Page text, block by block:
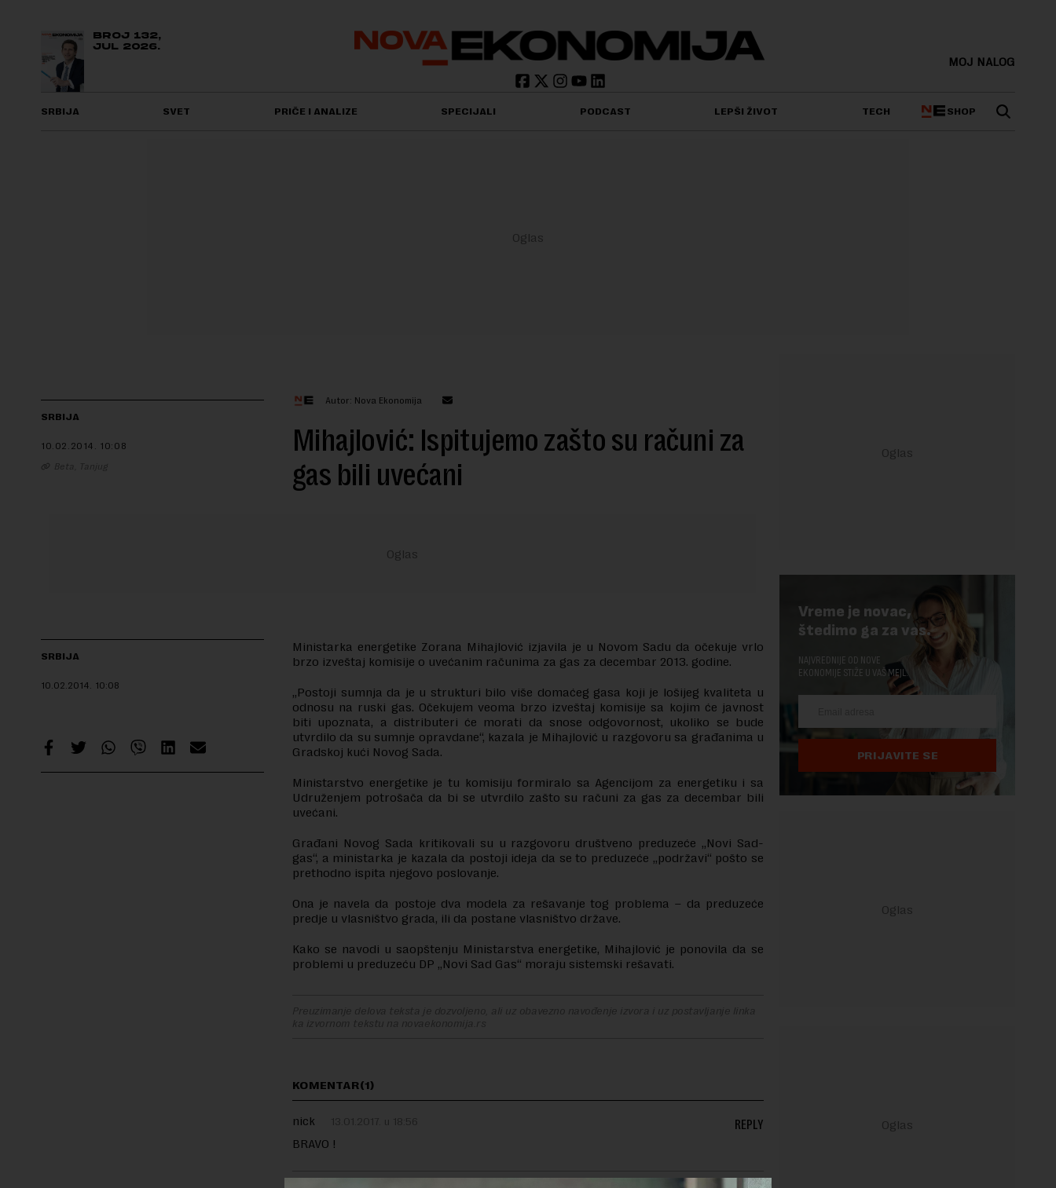
BROJ 132,
JUL 2026.
MOJ NALOG
SRBIJA SVET PRIČE I ANALIZE SPECIJALI PODCAST LEPŠI ŽIVOT TECH SHOP
SRBIJA
10.02.2014. 10:08
Beta, Tanjug
Autor: Nova Ekonomija
Mihajlović: Ispitujemo zašto su računi za
gas bili uvećani
SRBIJA
10.02.2014. 10:08
Ministarka energetike Zorana Mihajlović izjavila je u Novom Sadu da očekuje vrlo
brzo izveštaj komisije o uvećanim računima za gas za decembar 2013. godine.
„Postoji sumnja da je u strukturi bilo više domaćeg gasa koji je lošijeg kvaliteta u
odnosu na ruski gas. Očekujem veoma brzo izveštaj komisije sa kojim će javnost
biti upoznata, a distributeri će morati da snose odgovornost, ukoliko se bude
utvrdilo da su sumnje opravdane“, kazala je Mihajlović u razgovoru sa građanima u
Gradskoj kući Novog Sada.
Ministarstvo energetike je tu komisiju formiralo sa Agencijom za energetiku i sa
Udruženjem potrošača da bi se utvrdilo zašto su računi za gas za decembar bili
uvećani.
Građani Novog Sada kritikovali su u razgovoru društveno preduzeće „Novi Sad-
gas“, a ministarka je kazala da postoji ideja da se to preduzeće „podržavi“ pošto se
prethodno ispita njegovo poslovanje.
Ona je navela da postoje dva modela za rešavanje tog problema – da preduzeće
predje u vlasništvo grada, ili da postane vlasništvo države.
Kako se navodi u saopštenju Ministarstva energetike, Mihajlović je ponovila da se
problemi u preduzeću DP „Novi Sad Gas“ moraju sistemski rešavati.
Preuzimanje delova teksta je dozvoljeno, ali uz obavezno navođenje izvora i uz postavljanje linka
ka izvornom tekstu na novaekonomija.rs
KOMENTAR(1)
nick 13.01.2017. u 18:56
BRAVO !
REPLY
Vreme je novac,
štedimo ga za vas.
NAJVREDNIJE OD NOVE
EKONOMIJE STIŽE U VAŠ MEJL.
PRIJAVITE SE